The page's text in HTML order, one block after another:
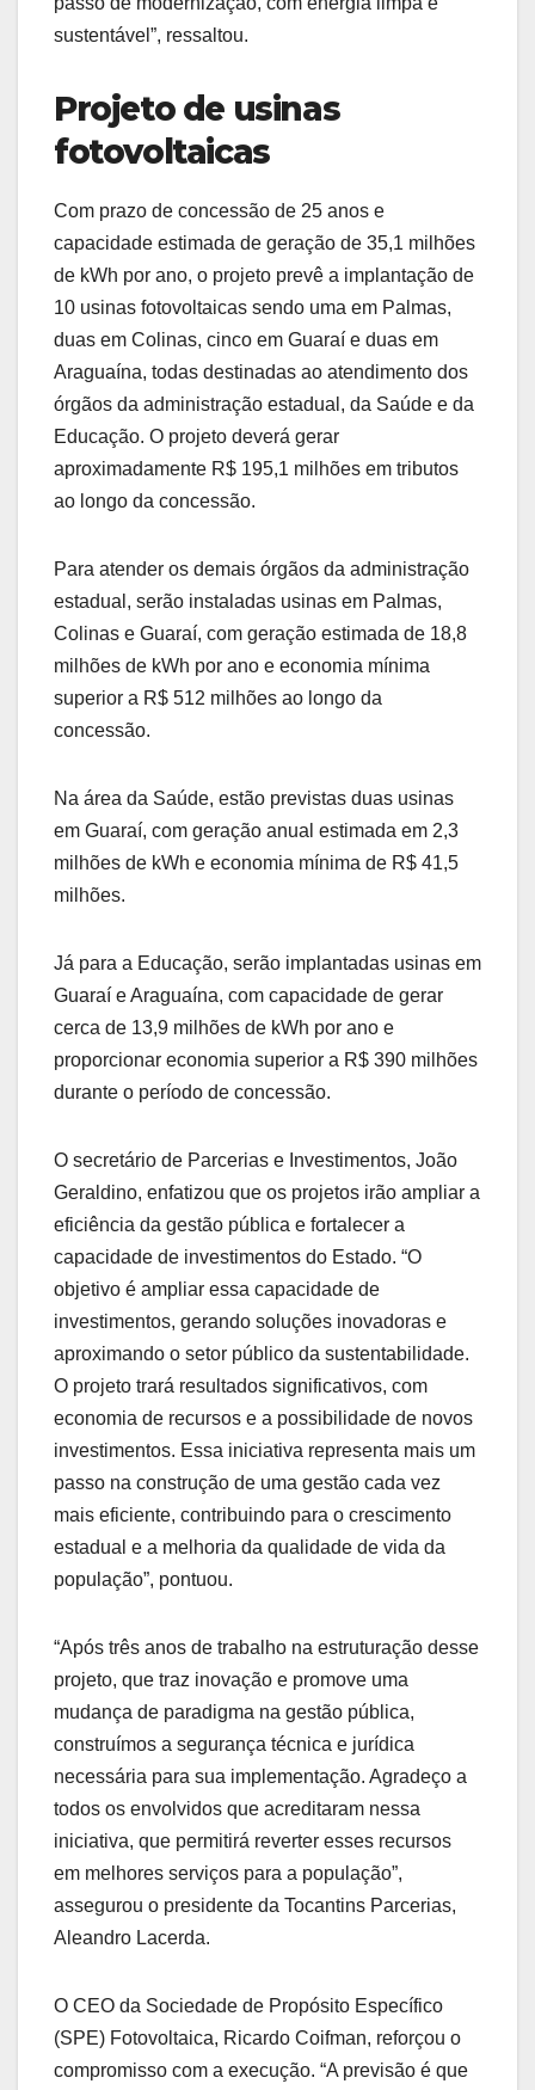
sustentável”, ressaltou.
Projeto de usinas
fotovoltaicas
Com prazo de concessão de 25 anos e
capacidade estimada de geração de 35,1 milhões
de kWh por ano, o projeto prevê a implantação de
10 usinas fotovoltaicas sendo uma em Palmas,
duas em Colinas, cinco em Guaraí e duas em
Araguaína, todas destinadas ao atendimento dos
órgãos da administração estadual, da Saúde e da
Educação. O projeto deverá gerar
aproximadamente R$ 195,1 milhões em tributos
ao longo da concessão.
Para atender os demais órgãos da administração
estadual, serão instaladas usinas em Palmas,
Colinas e Guaraí, com geração estimada de 18,8
milhões de kWh por ano e economia mínima
superior a R$ 512 milhões ao longo da
concessão.
Na área da Saúde, estão previstas duas usinas
em Guaraí, com geração anual estimada em 2,3
milhões de kWh e economia mínima de R$ 41,5
milhões.
Já para a Educação, serão implantadas usinas em
Guaraí e Araguaína, com capacidade de gerar
cerca de 13,9 milhões de kWh por ano e
proporcionar economia superior a R$ 390 milhões
durante o período de concessão.
O secretário de Parcerias e Investimentos, João
Geraldino, enfatizou que os projetos irão ampliar a
eficiência da gestão pública e fortalecer a
capacidade de investimentos do Estado. “O
objetivo é ampliar essa capacidade de
investimentos, gerando soluções inovadoras e
aproximando o setor público da sustentabilidade.
O projeto trará resultados significativos, com
economia de recursos e a possibilidade de novos
investimentos. Essa iniciativa representa mais um
passo na construção de uma gestão cada vez
mais eficiente, contribuindo para o crescimento
estadual e a melhoria da qualidade de vida da
população”, pontuou.
“Após três anos de trabalho na estruturação desse
projeto, que traz inovação e promove uma
mudança de paradigma na gestão pública,
construímos a segurança técnica e jurídica
necessária para sua implementação. Agradeço a
todos os envolvidos que acreditaram nessa
iniciativa, que permitirá reverter esses recursos
em melhores serviços para a população”,
assegurou o presidente da Tocantins Parcerias,
Aleandro Lacerda.
O CEO da Sociedade de Propósito Específico
(SPE) Fotovoltaica, Ricardo Coifman, reforçou o
compromisso com a execução. “A previsão é que